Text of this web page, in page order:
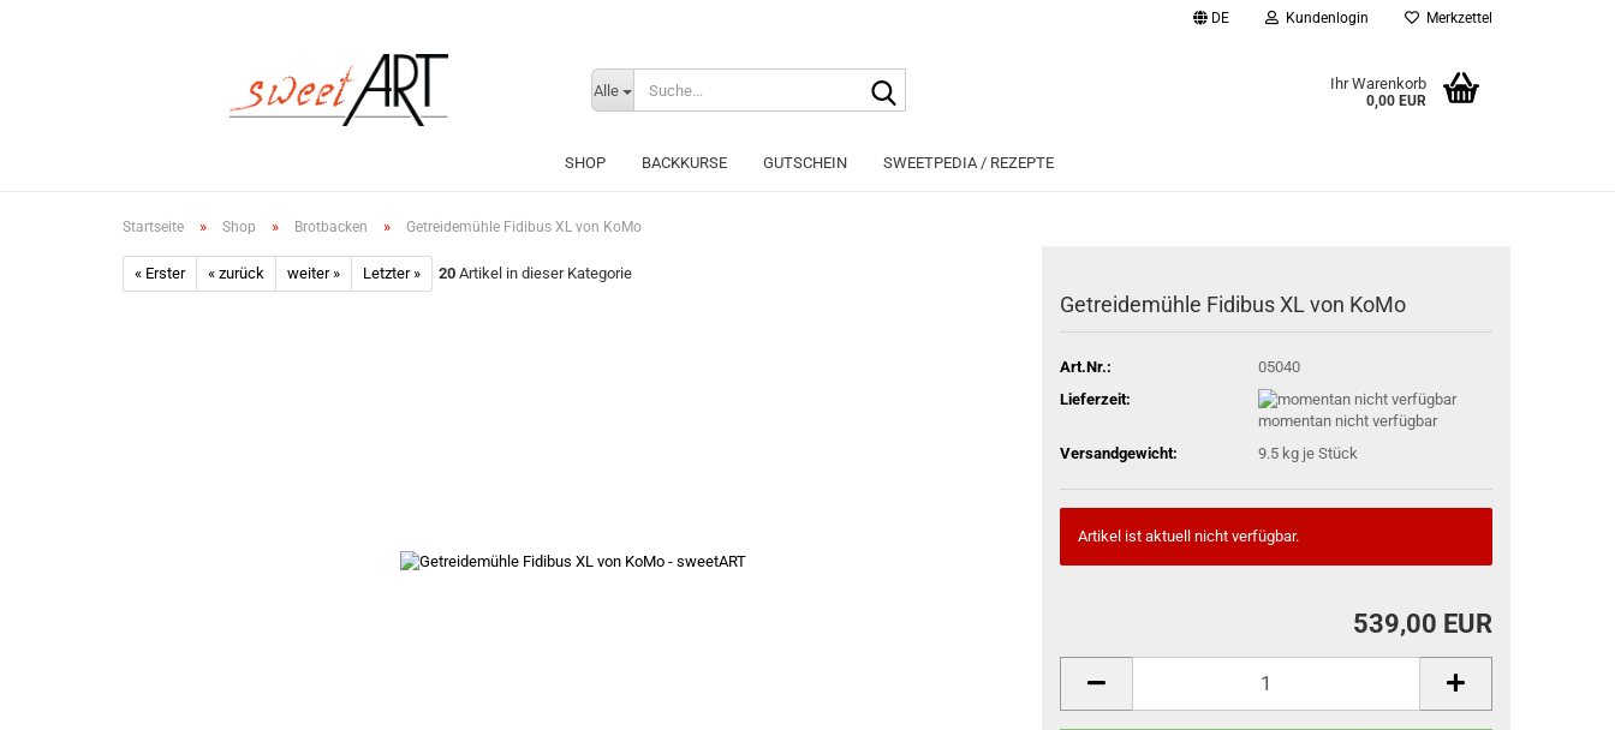
DE Kundenlogin
Passwort vergessen?
Merkzettel
Alle Ihr Warenkorb
0,00 EUR
SHOP BACKKURSE GUTSCHEIN SWEETPEDIA / REZEPTE
Startseite » Shop » Brotbacken » Getreidemühle Fidibus XL von KoMo
« Erster « zurück weiter » Letzter » 20 Artikel in dieser Kategorie
Getreidemühle Fidibus XL von KoMo
Art.Nr.:
05040
Lieferzeit:
momentan nicht verfügbar
Versandgewicht:
9.5 kg je Stück
Artikel ist aktuell nicht verfügbar.
539,00 EUR